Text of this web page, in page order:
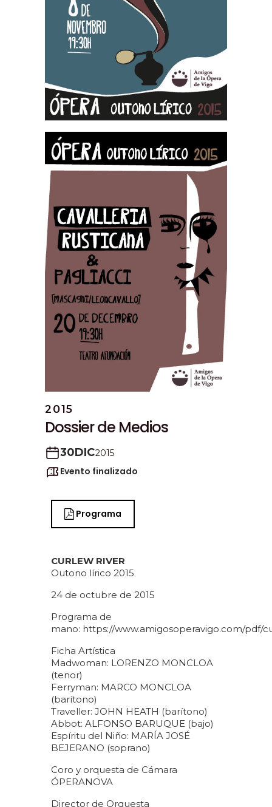
2015
Dossier de Medios
30DIC2015
Evento finalizado
Programa
CURLEW RIVER
Outono lírico 2015
24 de octubre de 2015
Programa de
mano: https://www.amigosoperavigo.com/pdf/
Ficha Artística
Madwoman: LORENZO MONCLOA
(tenor)
Ferryman: MARCO MONCLOA
(barítono)
Traveller: JOHN HEATH (barítono)
Abbot: ALFONSO BARUQUE (bajo)
Espíritu del Niño: MARÍA JOSÉ
BEJERANO (soprano)
Coro y orquesta de Cámara
ÓPERANOVA
Director de Orquesta